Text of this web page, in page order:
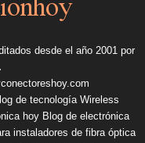
desde el año 2001 por
de tecnología Wireless
hoy Blog de electrónica
instaladores de fibra óptica